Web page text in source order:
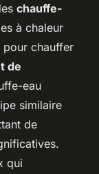
chauffe-
à chaleur
chauffer
de
eau
similaire
de
qui